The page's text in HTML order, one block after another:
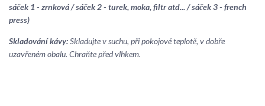
sáček 1 - zrnková / sáček 2 - turek, moka, filtr atd... / sáček 3 - french
press)
Skladování kávy:Skladujte v suchu, při pokojové teplotě, v dobře
uzavřeném obalu. Chraňte před vlhkem.